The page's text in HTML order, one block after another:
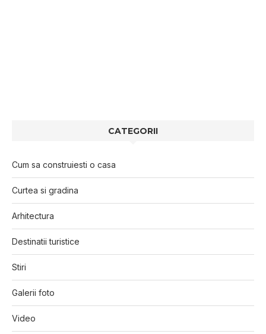
CATEGORII
Cum sa construiesti o casa
Curtea si gradina
Arhitectura
Destinatii turistice
Stiri
Galerii foto
Video